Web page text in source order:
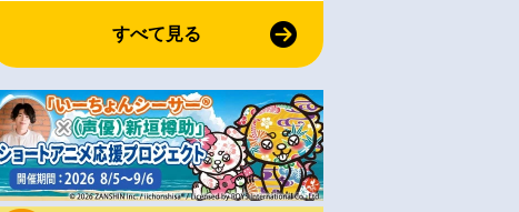
すべて見る